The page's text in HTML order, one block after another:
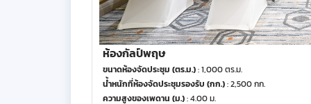
ห้องกัลป์พฤษ
ขนาดห้องจัดประชุม (ตร.ม.): 1,000 ตร.ม.
น้ำหนักที่ห้องจัดประชุมรองรับ (กก.): 2,500 กก.
ความสูงของเพดาน (ม.): 4.00 ม.